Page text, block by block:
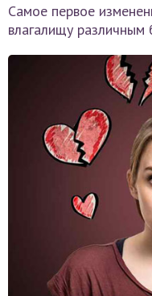
Самое первое
влагалищу